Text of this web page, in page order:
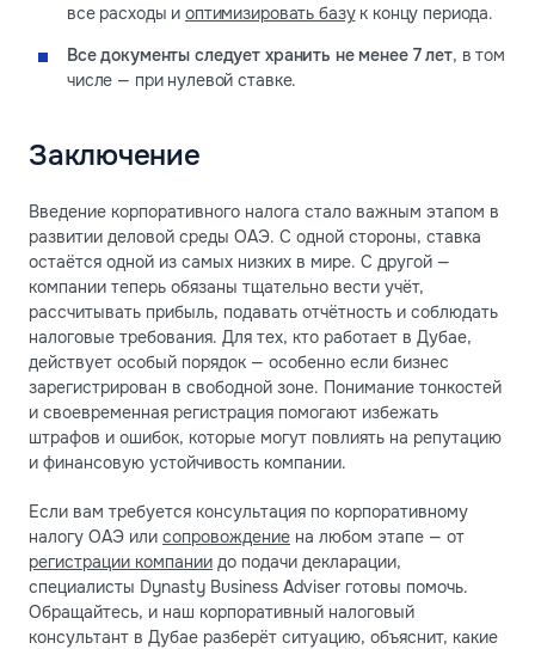
все расходы иоптимизировать базук концу периода.
Все документы следует хранить не менее 7 лет, в том
числе — при нулевой ставке.
Заключение
Введение корпоративного налога стало важным этапом в
развитии деловой среды ОАЭ. С одной стороны, ставка
остаётся одной из самых низких в мире. С другой —
компании теперь обязаны тщательно вести учёт,
рассчитывать прибыль, подавать отчётность и соблюдать
налоговые требования. Для тех, кто работает в Дубае,
действует особый порядок — особенно если бизнес
зарегистрирован в свободной зоне. Понимание тонкостей
и своевременная регистрация помогают избежать
штрафов и ошибок, которые могут повлиять на репутацию
и финансовую устойчивость компании.
Если вам требуется консультация по корпоративному
налогу ОАЭ или сопровождение на любом этапе — от
регистрации компании до подачи декларации,
специалисты Dynasty Business Adviser готовы помочь.
Обращайтесь, и наш корпоративный налоговый
консультант в Дубае разберёт ситуацию, объяснит, какие